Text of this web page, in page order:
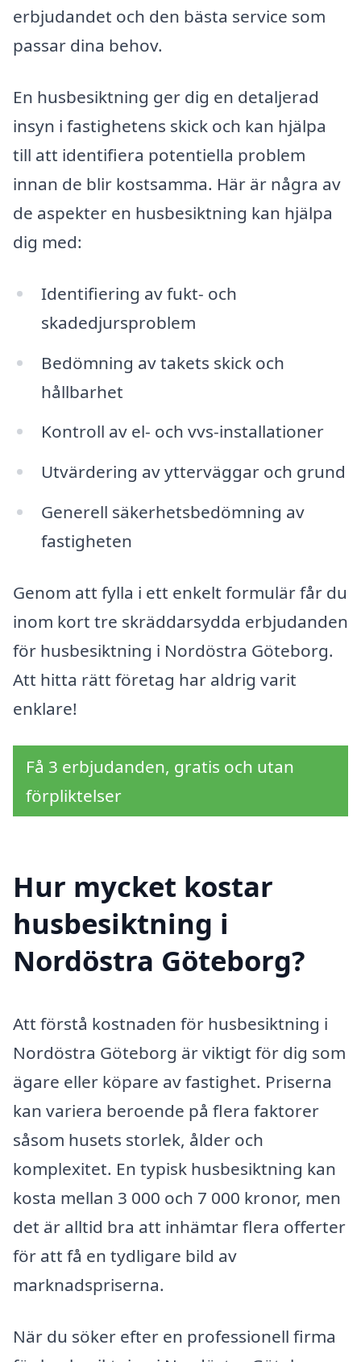
erbjudandet och den bästa service som
passar dina behov.
En husbesiktning ger dig en detaljerad
insyn i fastighetens skick och kan hjälpa
till att identifiera potentiella problem
innan de blir kostsamma. Här är några av
de aspekter en husbesiktning kan hjälpa
dig med:
Identifiering av fukt- och
skadedjursproblem
Bedömning av takets skick och
hållbarhet
Kontroll av el- och vvs-installationer
Utvärdering av ytterväggar och grund
Generell säkerhetsbedömning av
fastigheten
Genom att fylla i ett enkelt formulär får du
inom kort tre skräddarsydda erbjudanden
för husbesiktning i Nordöstra Göteborg.
Att hitta rätt företag har aldrig varit
enklare!
Få 3 erbjudanden, gratis och utan
förpliktelser
Hur mycket kostar
husbesiktning i
Nordöstra Göteborg?
Att förstå kostnaden för husbesiktning i
Nordöstra Göteborg är viktigt för dig som
ägare eller köpare av fastighet. Priserna
kan variera beroende på flera faktorer
såsom husets storlek, ålder och
komplexitet. En typisk husbesiktning kan
kosta mellan 3 000 och 7 000 kronor, men
det är alltid bra att inhämtar flera offerter
för att få en tydligare bild av
marknadspriserna.
När du söker efter en professionell firma